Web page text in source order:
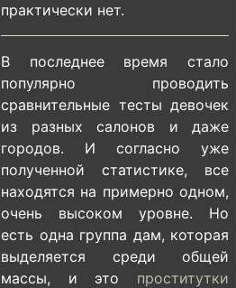
практически нет.
В последнее время стало
популярно проводить
сравнительные тесты девочек
из разных салонов и даже
городов. И согласно уже
полученной статистике, все
находятся на примерно одном,
очень высоком уровне. Но
есть одна группа дам, которая
выделяется среди общей
массы, и это проститутки